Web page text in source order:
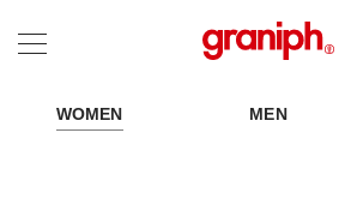
カテゴリーから探す
WOMEN MEN